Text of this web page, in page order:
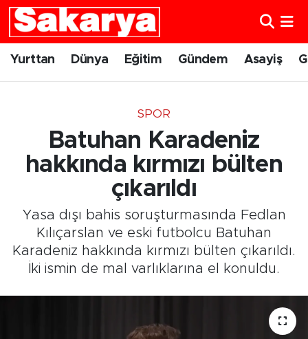
Yurttan Dünya Eğitim Gündem Asayiş
SPOR
Batuhan Karadeniz
hakkında kırmızı bülten
çıkarıldı
Yasa dışı bahis soruşturmasında Fedlan
Kılıçarslan ve eski futbolcu Batuhan
Karadeniz hakkında kırmızı bülten çıkarıldı.
İki ismin de mal varlıklarına el konuldu.
Yurttan
Gündem
Eskişehirspor
Spor
Sağlık
Kültür Sanat
Eskişehir Nöbetçi Eczaneler
Eskişehir Trafik Yoğunluk Haritası
Süper Lig Puan Durumu ve Fikstür
Tüm Manşetler
Son Dakika Haberleri
Haber Arşivi